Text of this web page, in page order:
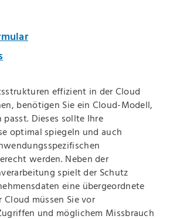
effizient in der Cloud
benötigen Sie ein Cloud-Modell,
passt. Dieses sollte Ihre
optimal spiegeln und auch
werden. Neben der
spielt der Schutz
eine übergeordnete
Cloud müssen Sie vor
und möglichem Missbrauch